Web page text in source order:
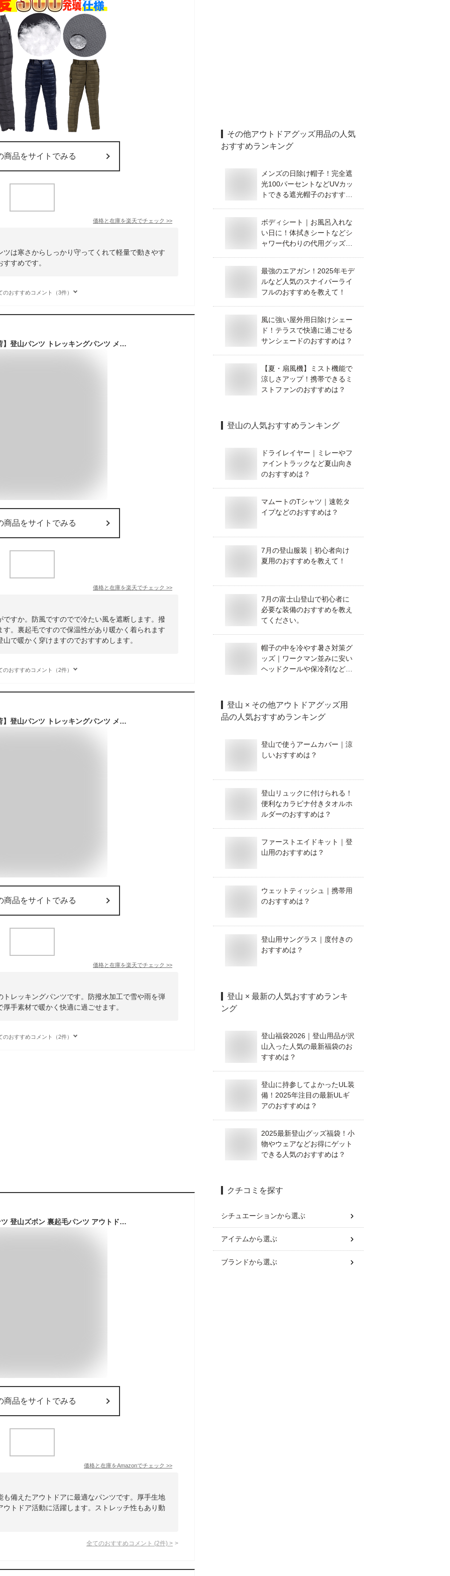
商品をサイトでみる
価格と在庫を楽天でチェック >>
は寒さからしっかり守ってくれて軽量で動きやす
すめです。
のおすすめコメント（3件）
【平日12時迄当日出荷】登山パンツ トレッキングパンツ メンズ レディース 裏起毛 秋冬 防撥水 速乾通気 厚手 保温 ズボン ロングパンツ スキーウェア 防風防寒 登山用
商品をサイトでみる
価格と在庫を楽天でチェック >>
すか。防風ですのでで冷たい風を遮断します。撥
。裏起毛ですので保温性があり暖かく着られます
で暖かく穿けますのでおすすめします。
のおすすめコメント（2件）
【平日12時迄当日出荷】登山パンツ トレッキングパンツ メンズ レディース 裏起毛 秋冬 防撥水 速乾通気 厚手 保温 ズボン ロングパンツ スキーウェア 防風防寒 登山用
商品をサイトでみる
価格と在庫を楽天でチェック >>
レッキングパンツです。防撥水加工で雪や雨を弾
手素材で暖かく快適に過ごせます。
のおすすめコメント（2件）
[FLYGAGA] 防寒パンツ 登山ズボン 裏起毛パンツ アウトドアパンツ ロングパン 長ズボン クライミングパンツ 防寒 防水 防風 通気 厚手 裏起毛 秋冬用 レディース (L, ブラック)
商品をサイトでみる
価格と在庫をAmazonでチェック >>
備えたアウトドアに最適なパンツです。厚手生地
トドア活動に活躍します。ストレッチ性もあり動
全てのおすすめコメント (2件) >
その他アウトドアグッズ用品の人気
おすすめランキング
メンズの日除け帽子！完全遮
光100パーセントなどUVカッ
トできる遮光帽子のおすすめ
ボディシート｜お風呂入れな
い日に！体拭きシートなどシ
ャワー代わりの代用グッズの
最強のエアガン！2025年モデ
ルなど人気のスナイパーライ
フルのおすすめを教えて！
風に強い屋外用日除けシェー
ド！テラスで快適に過ごせる
サンシェードのおすすめは？
【夏・扇風機】ミスト機能で
涼しさアップ！携帯できるミ
ストファンのおすすめは？
登山の人気おすすめランキング
ドライレイヤー｜ミレーやフ
ァイントラックなど夏山向き
のおすすめは？
マムートのTシャツ｜速乾タ
イプなどのおすすめは？
7月の登山服装｜初心者向け
夏用のおすすめを教えて！
7月の富士山登山で初心者に
必要な装備のおすすめを教え
てください。
帽子の中を冷やす暑さ対策グ
ッズ｜ワークマン並みに安い
ヘッドクールや保冷剤などの
登山 × その他アウトドアグッズ用
品の人気おすすめランキング
登山で使うアームカバー｜涼
しいおすすめは？
登山リュックに付けられる！
便利なカラビナ付きタオルホ
ルダーのおすすめは？
ファーストエイドキット｜登
山用のおすすめは？
ウェットティッシュ｜携帯用
のおすすめは？
登山用サングラス｜度付きの
おすすめは？
登山 × 最新の人気おすすめランキ
ング
登山福袋2026｜登山用品が沢
山入った人気の最新福袋のお
すすめは？
登山に持参してよかったUL装
備！2025年注目の最新ULギ
アのおすすめは？
2025最新登山グッズ福袋！小
物やウェアなどお得にゲット
できる人気のおすすめは？
クチコミを探す
シチュエーションから選ぶ
アイテムから選ぶ
ブランドから選ぶ